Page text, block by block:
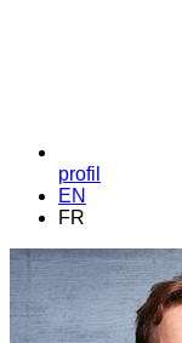
profil
EN
FR